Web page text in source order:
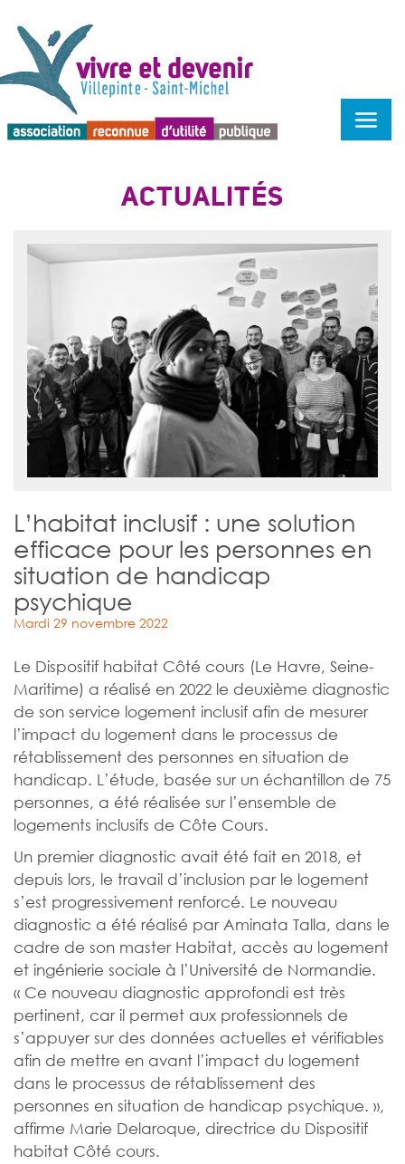
ACTUALITÉS
L’habitat inclusif : une solution
efficace pour les personnes en
situation de handicap
psychique
Mardi 29 novembre 2022
Le Dispositif habitat Côté cours (Le Havre, Seine-
Maritime) a réalisé en 2022 le deuxième diagnostic
de son service logement inclusif afin de mesurer
l’impact du logement dans le processus de
rétablissement des personnes en situation de
handicap. L’étude, basée sur un échantillon de 75
personnes, a été réalisée sur l’ensemble de
logements inclusifs de Côte Cours.
Un premier diagnostic avait été fait en 2018, et
depuis lors, le travail d’inclusion par le logement
s’est progressivement renforcé. Le nouveau
diagnostic a été réalisé par Aminata Talla, dans le
cadre de son master Habitat, accès au logement
et ingénierie sociale à l’Université de Normandie.
« Ce nouveau diagnostic approfondi est très
pertinent, car il permet aux professionnels de
s’appuyer sur des données actuelles et vérifiables
afin de mettre en avant l’impact du logement
dans le processus de rétablissement des
personnes en situation de handicap psychique. »,
affirme Marie Delaroque, directrice du Dispositif
habitat Côté cours.